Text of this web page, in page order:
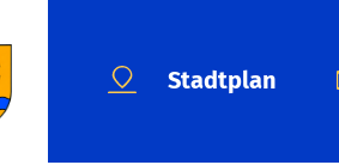
Stadtplan